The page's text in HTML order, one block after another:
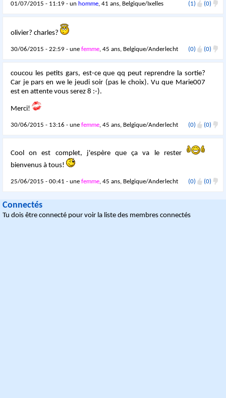
01/07/2015 - 11:19 - un homme, 41 ans, Belgique/Ixelles (1) (0)
olivier? charles?
30/06/2015 - 22:59 - unefemme, 45 ans, Belgique/Anderlecht (0) (0)
coucou les petits gars, est-ce que qq peut reprendre la sortie?
Car je pars en we le jeudi soir (pas le choix). Vu que Marie007
est en attente vous serez 8 :-).
Merci!
30/06/2015 - 13:16 - unefemme, 45 ans, Belgique/Anderlecht (0) (0)
Cool on est complet, j'espère que ça va le rester
bienvenus à tous!
25/06/2015 - 00:41 - unefemme, 45 ans, Belgique/Anderlecht (0) (0)
Connectés
Tu dois être connecté pour voir la liste des membres connectés